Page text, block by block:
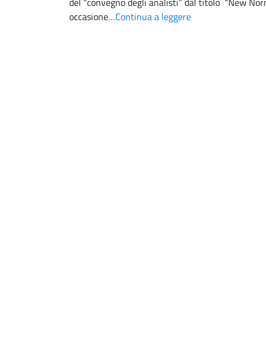
occasione…Continua a leggere